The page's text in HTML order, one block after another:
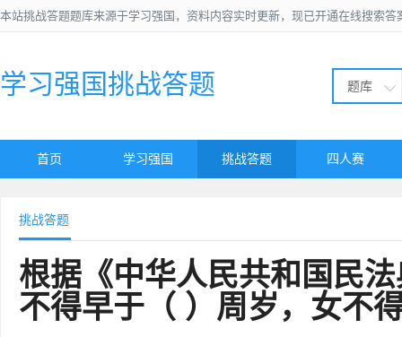
本站挑战答题题库来源于学习强国，资料内容实时更新，现已开通在线搜索
学习强国挑战答题 题库
首页 学习强国 挑战答题 四人赛
挑战答题
根据《中华人民共和国民
不得早于（ ）周岁，女不